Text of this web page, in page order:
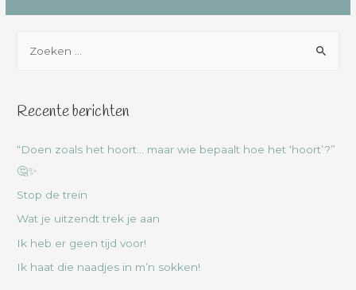
Recente berichten
“Doen zoals het hoort… maar wie bepaalt hoe het ‘hoort’?”
🤔✨
Stop de trein
Wat je uitzendt trek je aan
Ik heb er geen tijd voor!
Ik haat die naadjes in m’n sokken!